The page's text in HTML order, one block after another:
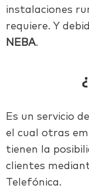
instalaciones
requiere. Y
NEBA.
Es un servicio
el cual otras
tienen la
clientes
Telefónica.